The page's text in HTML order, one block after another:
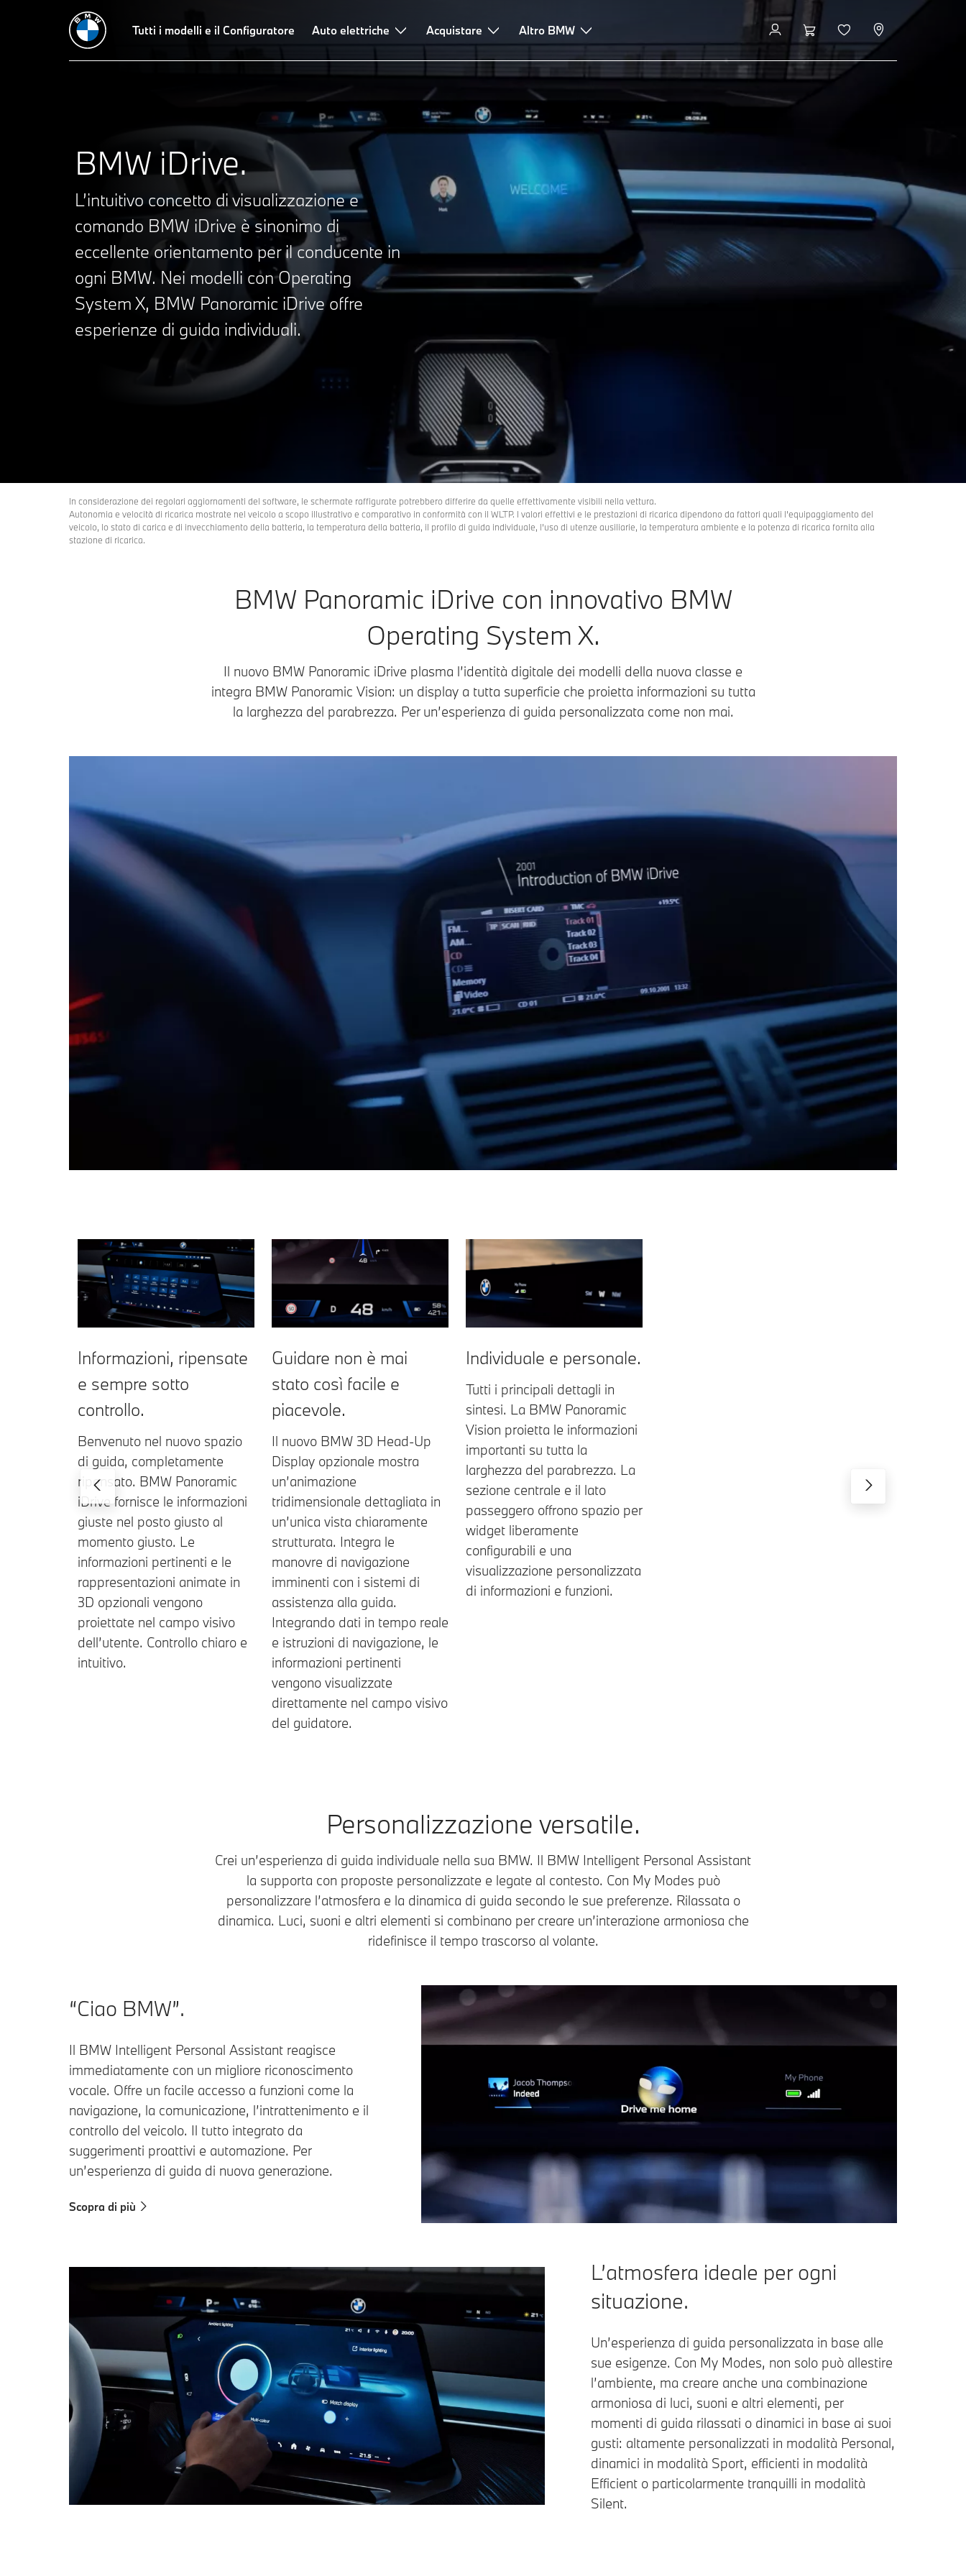
Tutti i modelli e il Configuratore Auto elettriche Acquistare Altro BMW
BMW iDrive.
L’intuitivo concetto di visualizzazione e
comando BMW iDrive è sinonimo di
eccellente orientamento per il conducente in
ogni BMW. Nei modelli con Operating
System X, BMW Panoramic iDrive offre
esperienze di guida individuali.
In considerazione dei regolari aggiornamenti del software, le schermate raffigurate potrebbero differire da quelle effettivamente visibili nella vettura.
Autonomia e velocità di ricarica mostrate nel veicolo a scopo illustrativo e comparativo in conformità con il WLTP. I valori effettivi e le prestazioni di ricarica dipendono da fattori quali l’equipaggiamento del
veicolo, lo stato di carica e di invecchiamento della batteria, la temperatura della batteria, il profilo di guida individuale, l’uso di utenze ausiliarie, la temperatura ambiente e la potenza di ricarica fornita alla
stazione di ricarica.
Cosa le offre BMW Operating System Domande frequenti Altri servizi digitali
BMW Panoramic iDrive con innovativo BMW
Operating System X.
Il nuovo BMW Panoramic iDrive plasma l’identità digitale dei modelli della nuova classe e
integra BMW Panoramic Vision: un display a tutta superficie che proietta informazioni su tutta
la larghezza del parabrezza. Per un’esperienza di guida personalizzata come non mai.
Informazioni, ripensate
e sempre sotto
controllo.
Benvenuto nel nuovo spazio
di guida, completamente
ripensato. BMW Panoramic
iDrive fornisce le informazioni
giuste nel posto giusto al
momento giusto. Le
informazioni pertinenti e le
rappresentazioni animate in
3D opzionali vengono
proiettate nel campo visivo
dell’utente. Controllo chiaro e
intuitivo.
Guidare non è mai
stato così facile e
piacevole.
Il nuovo BMW 3D Head-Up
Display opzionale mostra
un’animazione
tridimensionale dettagliata in
un’unica vista chiaramente
strutturata. Integra le
manovre di navigazione
imminenti con i sistemi di
assistenza alla guida.
Integrando dati in tempo reale
e istruzioni di navigazione, le
informazioni pertinenti
vengono visualizzate
direttamente nel campo visivo
del guidatore.
Individuale e personale.
Tutti i principali dettagli in
sintesi. La BMW Panoramic
Vision proietta le informazioni
importanti su tutta la
larghezza del parabrezza. La
sezione centrale e il lato
passeggero offrono spazio per
widget liberamente
configurabili e una
visualizzazione personalizzata
di informazioni e funzioni.
Personalizzazione versatile.
Crei un’esperienza di guida individuale nella sua BMW. Il BMW Intelligent Personal Assistant
la supporta con proposte personalizzate e legate al contesto. Con My Modes può
personalizzare l’atmosfera e la dinamica di guida secondo le sue preferenze. Rilassata o
dinamica. Luci, suoni e altri elementi si combinano per creare un’interazione armoniosa che
ridefinisce il tempo trascorso al volante.
“Ciao BMW”.
Il BMW Intelligent Personal Assistant reagisce
immediatamente con un migliore riconoscimento
vocale. Offre un facile accesso a funzioni come la
navigazione, la comunicazione, l’intrattenimento e il
controllo del veicolo. Il tutto integrato da
suggerimenti proattivi e automazione. Per
un’esperienza di guida di nuova generazione.
Scopra di più
L’atmosfera ideale per ogni
situazione.
Un’esperienza di guida personalizzata in base alle
sue esigenze. Con My Modes, non solo può allestire
l’ambiente, ma creare anche una combinazione
armoniosa di luci, suoni e altri elementi, per
momenti di guida rilassati o dinamici in base ai suoi
gusti: altamente personalizzati in modalità Personal,
dinamici in modalità Sport, efficienti in modalità
Efficient o particolarmente tranquilli in modalità
Silent.